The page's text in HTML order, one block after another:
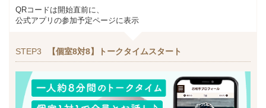
QRコードは開始直前に、
公式アプリの参加予定ページに表示
STEP3 【個室8対8】トークタイムスタート